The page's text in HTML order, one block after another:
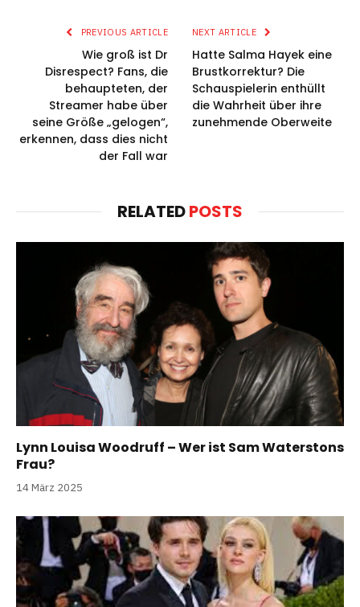
PREVIOUS ARTICLE
Wie groß ist Dr
Disrespect? Fans, die
behaupteten, der
Streamer habe über
seine Größe „gelogen“,
erkennen, dass dies nicht
der Fall war
NEXT ARTICLE
Hatte Salma Hayek eine
Brustkorrektur? Die
Schauspielerin enthüllt
die Wahrheit über ihre
zunehmende Oberweite
RELATEDPOSTS
Lynn Louisa Woodruff – Wer ist Sam Waterstons
Frau?
14 März 2025